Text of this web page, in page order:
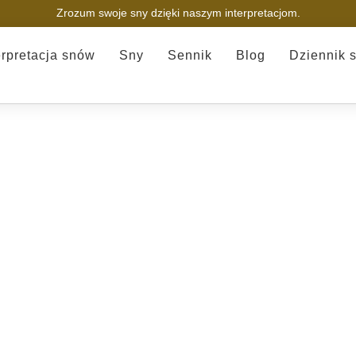
Zrozum swoje sny dzięki naszym interpretacjom.
snów Sny Sennik Blog Dziennik